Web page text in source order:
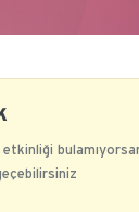
etkinliği